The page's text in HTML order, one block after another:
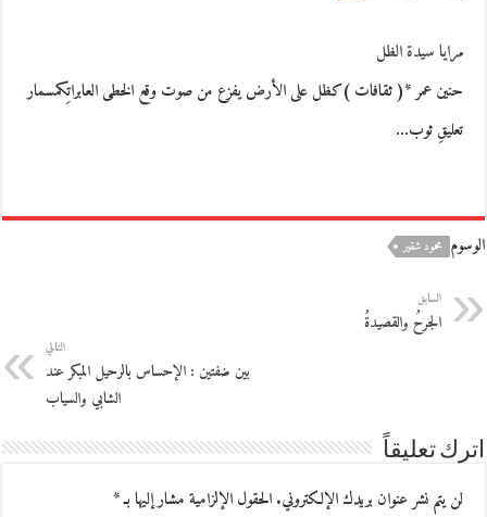
مرايا سيدة الظل
حنين عمر *( ثقافات )كظل على الأرض يفزع من صوت وقع الخطى العابراتِكمسمار
تعليقِ ثوب…
الوسوم محمود شقير
السابق
الجرحُ والقصيدةُ
التالي
بين ضفتين : الإحساس بالرحيل المبكر عند
الشابي والسياب
اترك تعليقاً
لن يتم نشر عنوان بريدك الإلكتروني.الحقول الإلزامية مشار إليها بـ*